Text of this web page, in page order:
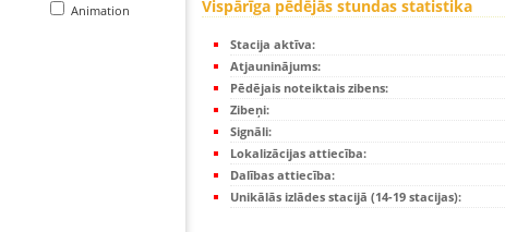
Animation Vispārīga pēdējās stundas statistika
Stacija aktīva:
Atjauninājums:
Pēdējais noteiktais zibens:
Zibeņi:
Signāli:
Lokalizācijas attiecība:
Dalības attiecība:
Unikālās izlādes stacijā (14-19 stacijas):